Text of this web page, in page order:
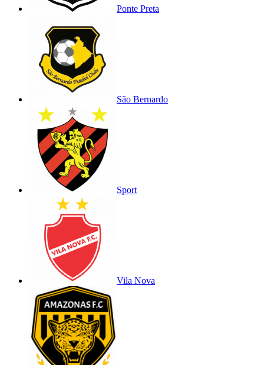
Ponte Preta
São Bernardo
Sport
Vila Nova